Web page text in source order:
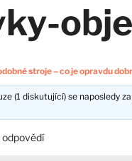
stroje – co je opravdu
(1 diskutující) se naposledy
odpovědí